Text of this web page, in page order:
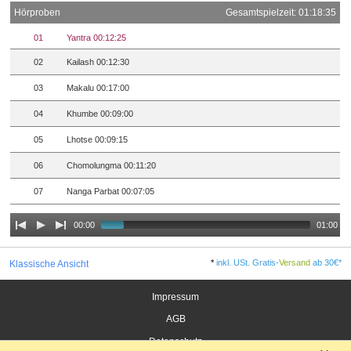
Hörproben Gesamtspielzeit: 01:18:35
01 Yantra 00:12:25
02 Kailash 00:12:30
03 Makalu 00:17:00
04 Khumbe 00:09:00
05 Lhotse 00:09:15
06 Chomolungma 00:11:20
07 Nanga Parbat 00:07:05
00:00 01:00
Klassische Ansicht *inkl. USt. Gratis-Versand ab 30€*
Impressum
AGB
Datenschutz